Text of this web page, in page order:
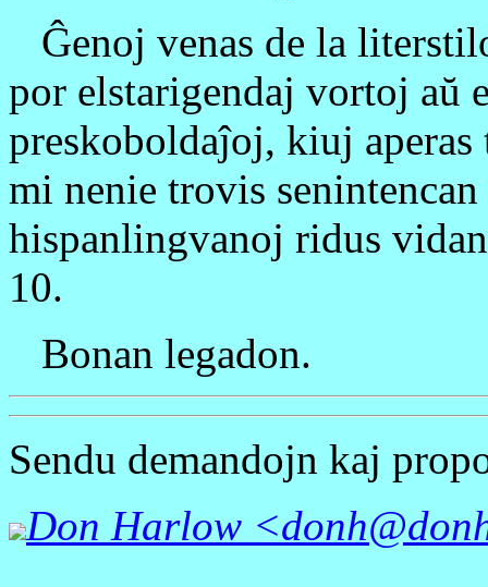
Ĝenoj venas de la
por elstarigendaj vortoj aŭ
preskoboldaĵoj, kiuj
mi nenie trovis
hispanlingvanoj ridus
10.
Bonan legadon.
Sendu demandojn kaj
Don Harlow